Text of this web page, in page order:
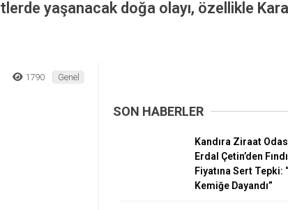
İzlenecek
ve Cebeci’de
günü gerçekleşecek parçalı Güneş